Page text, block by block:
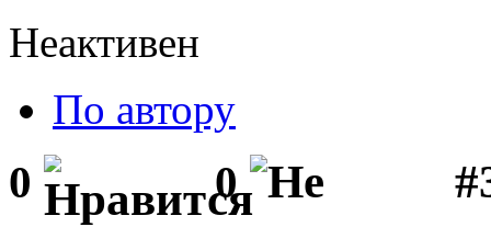
Неактивен
По автору
0 0